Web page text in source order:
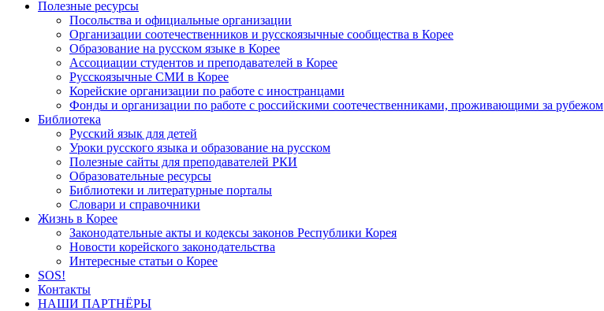
Полезные ресурсы
Посольства и официальные организации
Организации соотечественников и русскоязычные сообщества в Корее
Образование на русском языке в Корее
Ассоциации студентов и преподавателей в Корее
Русскоязычные СМИ в Корее
Корейские организации по работе с иностранцами
Фонды и организации по работе с российскими соотечественниками, проживающими за рубежом
Библиотека
Русский язык для детей
Уроки русского языка и образование на русском
Полезные сайты для преподавателей РКИ
Образовательные ресурсы
Библиотеки и литературные порталы
Словари и справочники
Жизнь в Корее
Законодательные акты и кодексы законов Республики Корея
Новости корейского законодательства
Интересные статьи о Корее
SOS!
Контакты
НАШИ ПАРТНЁРЫ